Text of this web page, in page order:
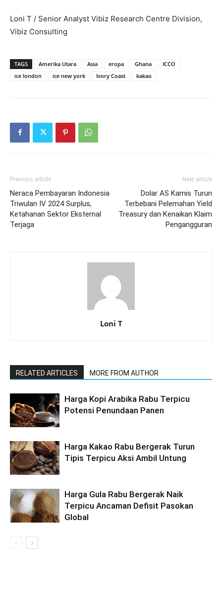
Loni T / Senior Analyst Vibiz Research Centre Division,
Vibiz Consulting
TAGS Amerika Utara Asia eropa Ghana
ICCO
ice london
ice new york Ivory Coast kakao
Previous article
Neraca Pembayaran Indonesia
Triwulan IV 2024 Surplus,
Ketahanan Sektor Eksternal
Terjaga
Next article
Dolar AS Kamis Turun
Terbebani Pelemahan Yield
Treasury dan Kenaikan Klaim
Pengangguran
Loni T
RELATED ARTICLES MORE FROM AUTHOR
Harga Kopi Arabika Rabu Terpicu
Potensi Penundaan Panen
Harga Kakao Rabu Bergerak Turun
Tipis Terpicu Aksi Ambil Untung
Harga Gula Rabu Bergerak Naik
Terpicu Ancaman Defisit Pasokan
Global